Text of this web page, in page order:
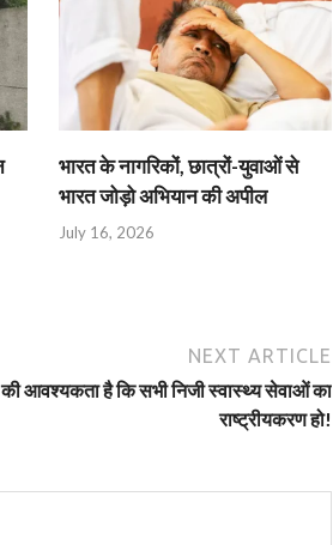
भारत के नागरिकों, छात्रों-युवाओं से
भारत जोड़ो अभियान की अपील
July 16, 2026
NEXT ARTICLE
आवश्यकता है कि सभी निजी स्वास्थ्य सेवाओं का
राष्ट्रीयकरण हो!